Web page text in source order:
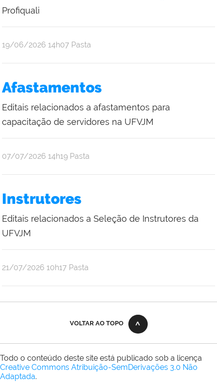
Profiquali
publicado
19/06/2026 14h07 Pasta
Afastamentos
Editais relacionados a afastamentos para
capacitação de servidores na UFVJM
publicado
07/07/2026 14h19 Pasta
Instrutores
Editais relacionados a Seleção de Instrutores da
UFVJM
publicado
21/07/2026 10h17 Pasta
VOLTAR AO TOPO
Todo o conteúdo deste site está publicado sob a licença
Creative Commons Atribuição-SemDerivações 3.0 Não
Adaptada.